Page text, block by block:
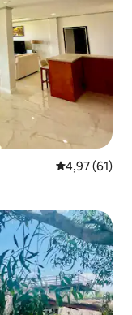
Prosječna
4,97 (61)